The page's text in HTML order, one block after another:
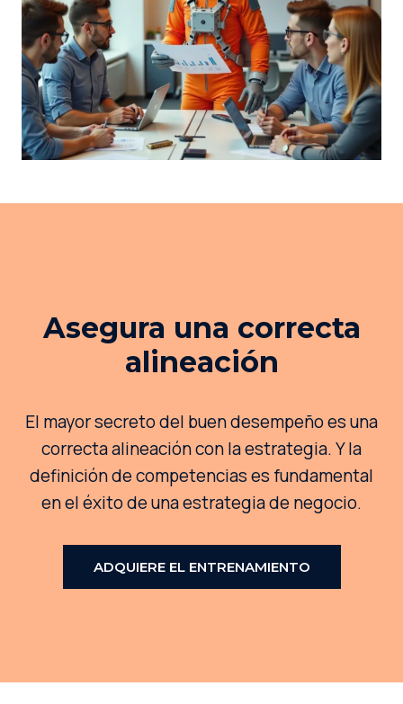
Asegura una correcta
alineación
El mayor secreto del buen desempeño es una
correcta alineación con la estrategia. Y la
definición de competencias es fundamental
en el éxito de una estrategia de negocio.
ADQUIERE EL ENTRENAMIENTO